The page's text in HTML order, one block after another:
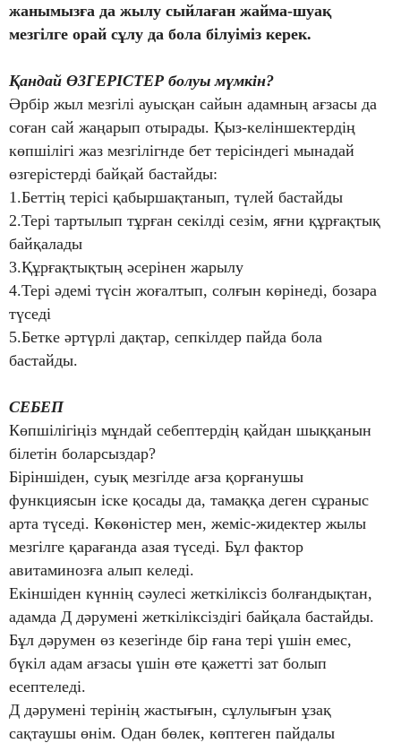
жанымызға да жылу сыйлаған жайма-шуақ
мезгілге орай сұлу да бола білуіміз керек.
Қандай ӨЗГЕРІСТЕР болуы мүмкін?
Әрбір жыл мезгілі ауысқан сайын адамның ағзасы да
соған сай жаңарып отырады. Қыз-келіншектердің
көпшілігі жаз мезгілігнде бет терісіндегі мынадай
өзгерістерді байқай бастайды:
1.Беттің терісі қабыршақтанып, түлей бастайды
2.Тері тартылып тұрған секілді сезім, яғни құрғақтық
байқалады
3.Құрғақтықтың әсерінен жарылу
4.Тері әдемі түсін жоғалтып, солғын көрінеді, бозара
түседі
5.Бетке әртүрлі дақтар, сепкілдер пайда бола
бастайды.
СЕБЕП
Көпшілігіңіз мұндай себептердің қайдан шыққанын
білетін боларсыздар?
Біріншіден, суық мезгілде ағза қорғанушы
функциясын іске қосады да, тамаққа деген сұраныс
арта түседі. Көкөністер мен, жеміс-жидектер жылы
мезгілге қарағанда азая түседі. Бұл фактор
авитаминозға алып келеді.
Екіншіден күннің сәулесі жеткіліксіз болғандықтан,
адамда Д дәрумені жеткіліксіздігі байқала бастайды.
Бұл дәрумен өз кезегінде бір ғана тері үшін емес,
бүкіл адам ағзасы үшін өте қажетті зат болып
есептеледі.
Д дәрумені терінің жастығын, сұлулығын ұзақ
сақтаушы өнім. Одан бөлек, көптеген пайдалы